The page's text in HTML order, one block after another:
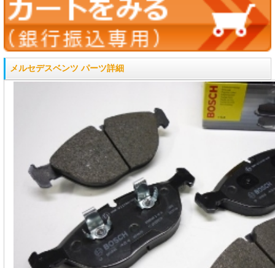
メルセデスベンツ パーツ詳細